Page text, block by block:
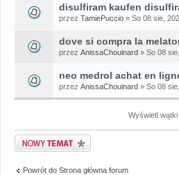
disulfiram kaufen
przez TamiePuccio » So 08 sie,
dove si compra la
przez AnissaChouinard » So 08
neo medrol achat en
przez AnissaChouinard » So 08
Wyświetl
Napisz wątek
Powrót do Strona główna forum